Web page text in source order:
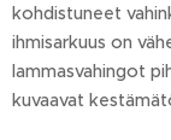
kohdistuneet
ihmisarkuus on
lammasvahingot
kuvaavat